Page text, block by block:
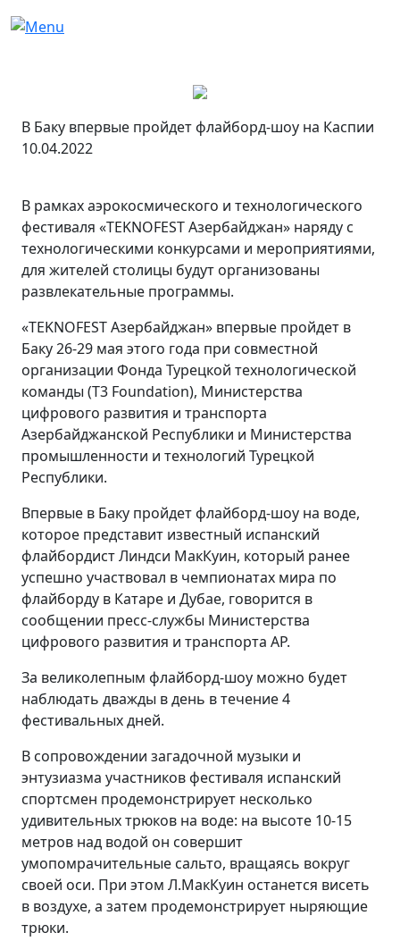
В Баку впервые пройдет флайборд-шоу на Каспии
10.04.2022
В рамках аэрокосмического и технологического
фестиваля «TEKNOFEST Азербайджан» наряду с
технологическими конкурсами и мероприятиями,
для жителей столицы будут организованы
развлекательные программы.
«TEKNOFEST Азербайджан» впервые пройдет в
Баку 26-29 мая этого года при совместной
организации Фонда Турецкой технологической
команды (T3 Foundation), Министерства
цифрового развития и транспорта
Азербайджанской Республики и Министерства
промышленности и технологий Турецкой
Республики.
Впервые в Баку пройдет флайборд-шоу на воде,
которое представит известный испанский
флайбордист Линдси МакКуин, который ранее
успешно участвовал в чемпионатах мира по
флайборду в Катаре и Дубае, говорится в
сообщении пресс-службы Министерства
цифрового развития и транспорта АР.
За великолепным флайборд-шоу можно будет
наблюдать дважды в день в течение 4
фестивальных дней.
В сопровождении загадочной музыки и
энтузиазма участников фестиваля испанский
спортсмен продемонстрирует несколько
удивительных трюков на воде: на высоте 10-15
метров над водой он совершит
умопомрачительные сальто, вращаясь вокруг
своей оси. При этом Л.МакКуин останется висеть
в воздухе, а затем продемонстрирует ныряющие
трюки.